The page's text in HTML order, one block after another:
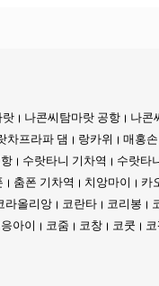
섬들로의 원활하고 신뢰할
클럽은 다양한 여행자들의
제공합니다. 시간 엄수와 신
랏 나콘씨탐마랏 공항
나콘
차프라파 댐 랑카위 매홍손
수랏타니 기차역
수랏타
춤폰 기차역 치앙마이
카
라올리앙 코란타 코리봉
아이 코줌 코창 코쿳